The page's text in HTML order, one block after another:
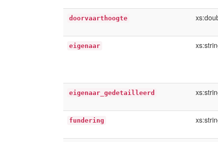
doorvaarthoogte
eigenaar
eigenaar_gedetailleerd
fundering